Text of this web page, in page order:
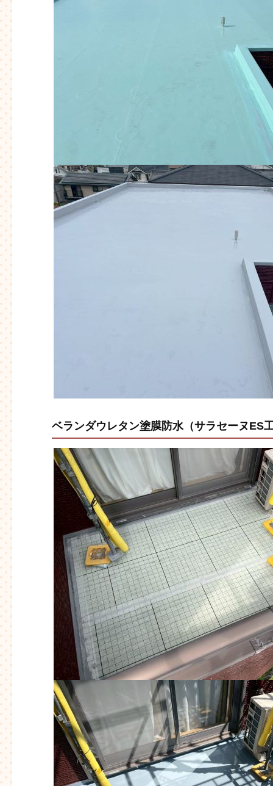
ベランダウレタン塗膜防水（サラセーヌES